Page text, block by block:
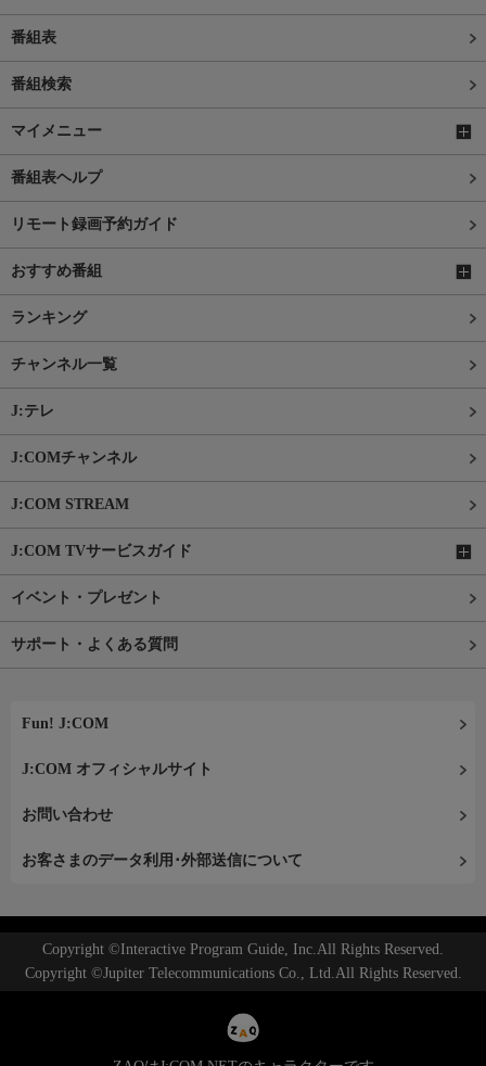
番組表
番組検索
マイメニュー
番組表ヘルプ
リモート録画予約ガイド
おすすめ番組
ランキング
チャンネル一覧
J:テレ
J:COMチャンネル
J:COM STREAM
J:COM TVサービスガイド
イベント・プレゼント
サポート・よくある質問
Fun! J:COM
J:COM オフィシャルサイト
お問い合わせ
お客さまのデータ利用･外部送信について
Copyright ©Interactive Program Guide, Inc.All Rights Reserved.
Copyright ©Jupiter Telecommunications Co., Ltd.All Rights Reserved.